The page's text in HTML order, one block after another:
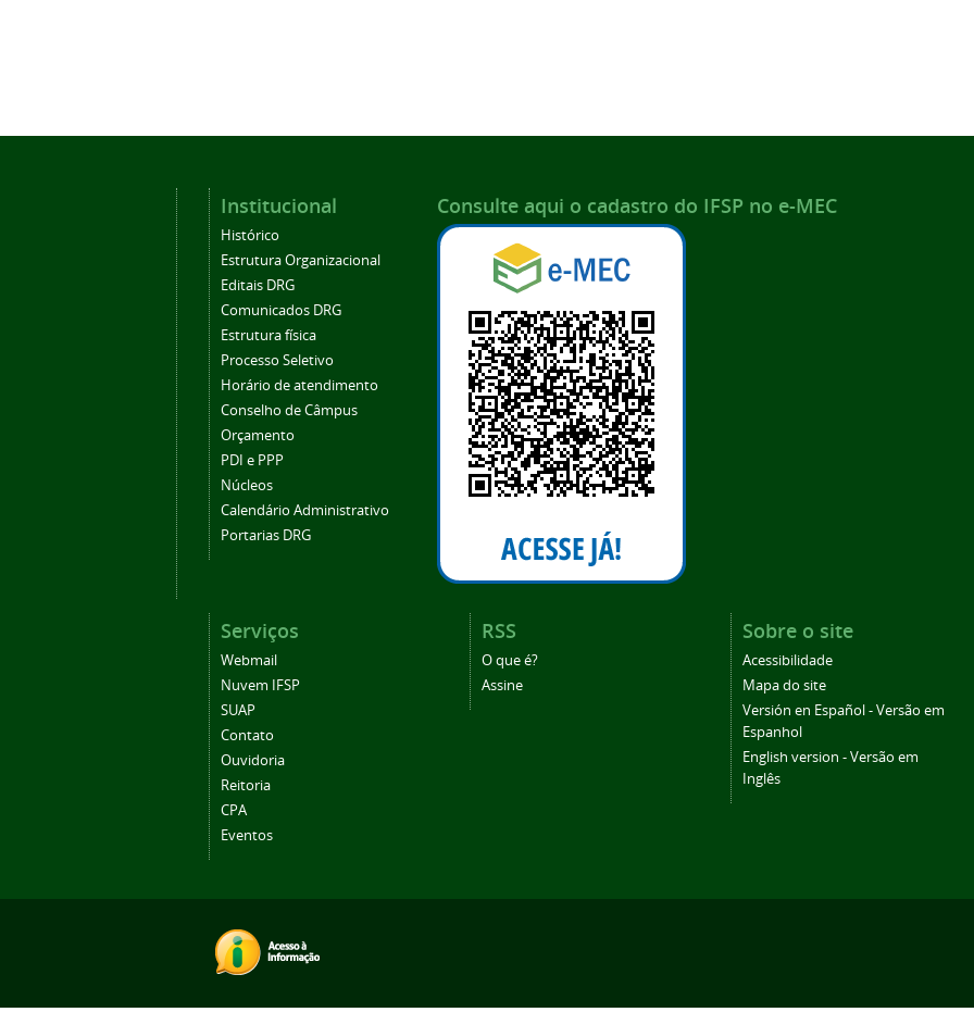
Institucional
Histórico
Estrutura Organizacional
Editais DRG
Comunicados DRG
Estrutura física
Processo Seletivo
Horário de atendimento
Conselho de Câmpus
Orçamento
PDI e PPP
Núcleos
Calendário Administrativo
Portarias DRG
Consulte aqui o cadastro do IFSP no e-MEC
Serviços
Webmail
Nuvem IFSP
SUAP
Contato
Ouvidoria
Reitoria
CPA
Eventos
RSS
O que é?
Assine
Sobre o site
Acessibilidade
Mapa do site
Versión en Español - Versão em
Espanhol
English version - Versão em
Inglês